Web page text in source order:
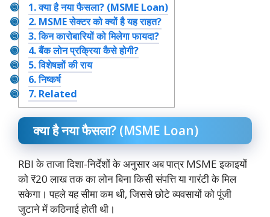
1.क्या है नया फैसला? (MSME Loan)
2.MSME सेक्टर को क्यों है यह राहत?
3.किन कारोबारियों को मिलेगा फायदा?
4.बैंक लोन प्रक्रिया कैसे होगी?
5.विशेषज्ञों की राय
6.निष्कर्ष
7.Related
क्या है नया फैसला? (MSME Loan)
RBI के ताजा दिशा-निर्देशों के अनुसार अब पात्र MSME इकाइयों
को ₹20 लाख तक का लोन बिना किसी संपत्ति या गारंटी के मिल
सकेगा। पहले यह सीमा कम थी, जिससे छोटे व्यवसायों को पूंजी
जुटाने में कठिनाई होती थी।